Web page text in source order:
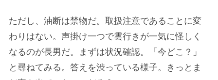
ただし、油断は禁物だ。取扱注意であることに変
わりはない。声掛け一つで雲行きが一気に怪しく
なるのが長男だ。まずは状況確認。「今どこ？」
と尋ねてみる。答えを渋っている様子。きっとま